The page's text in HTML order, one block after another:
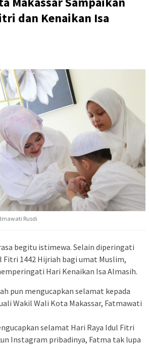
dan Kenaikan Isa
Rusdi
begitu istimewa. Selain diperingati
Fitri 1442 Hijriah bagi umat Muslim,
Hari Kenaikan Isa Almasih.
pun mengucapkan selamat kepada
Wakil Wali Kota Makassar, Fatmawati
selamat Hari Raya Idul Fitri
Instagram pribadinya, Fatma tak lupa